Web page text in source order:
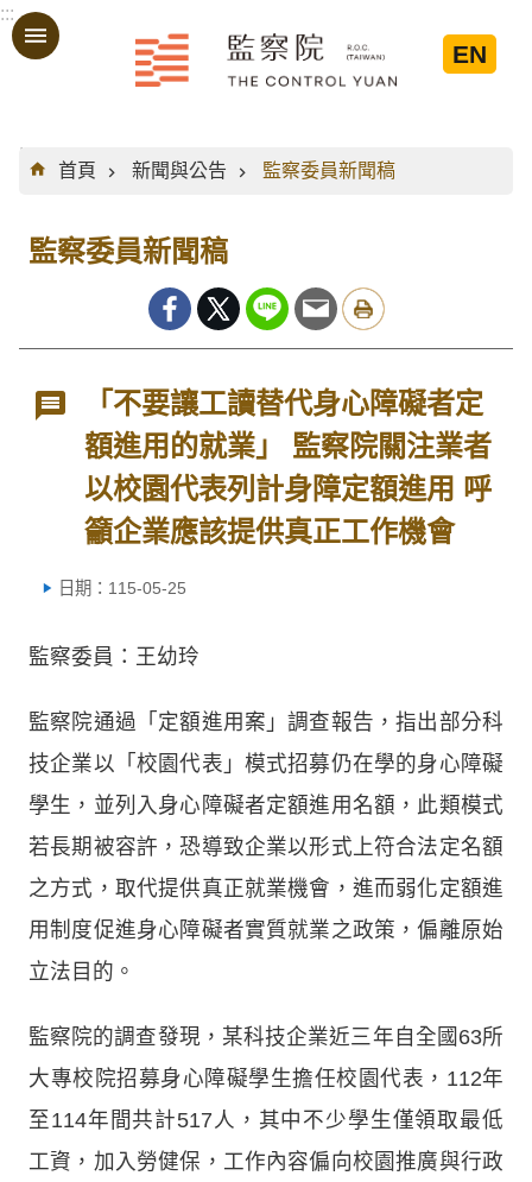
跳到主要內容區塊
:::
EN
:::
首頁
新聞與公告 監察委員新聞稿
監察委員新聞稿
「不要讓工讀替代身心障礙者定
額進用的就業」 監察院關注業者
以校園代表列計身障定額進用 呼
籲企業應該提供真正工作機會
日期：115-05-25
監察委員：王幼玲
監察院通過「定額進用案」調查報告，指出部分科
技企業以「校園代表」模式招募仍在學的身心障礙
學生，並列入身心障礙者定額進用名額，此類模式
若長期被容許，恐導致企業以形式上符合法定名額
之方式，取代提供真正就業機會，進而弱化定額進
用制度促進身心障礙者實質就業之政策，偏離原始
立法目的。
監察院的調查發現，某科技企業近三年自全國63所
大專校院招募身心障礙學生擔任校園代表，112年
至114年間共計517人，其中不少學生僅領取最低
工資，加入勞健保，工作內容偏向校園推廣與行政